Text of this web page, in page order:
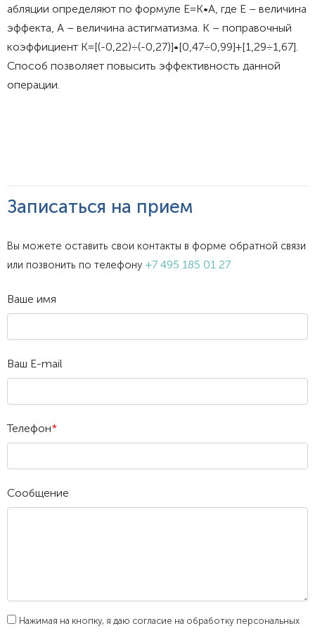
абляции определяют по формуле Е=К•А, где Е – величина
эффекта, А – величина астигматизма. К – поправочный
коэффициент К=[(-0,22)÷(-0,27)]•[0,47÷0,99]+[1,29÷1,67].
Способ позволяет повысить эффективность данной
операции.
Записаться на прием
Вы можете оставить свои контакты в форме обратной связи
или позвонить по телефону +7 495 185 01 27
Ваше имя
Ваш E-mail
Телефон*
Сообщение
Нажимая на кнопку, я даю согласие на обработку персональных